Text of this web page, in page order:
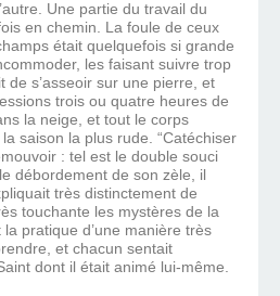
Une partie du travail du
en chemin. La foule de ceux
était quelquefois si grande
les faisant suivre trop
de s’asseoir sur une pierre, et
trois ou quatre heures de
la neige, et tout le corps
saison la plus rude. “Catéchiser
: tel est le double souci
débordement de son zèle, il
très distinctement de
touchante les mystères de la
pratique d’une manière très
et chacun sentait
dont il était animé lui-même.